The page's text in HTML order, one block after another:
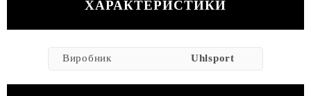
ХАРАКТЕРИСТИКИ
Виробник Uhlsport